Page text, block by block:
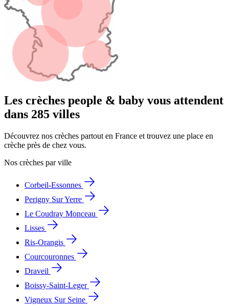
Les crèches people & baby vous attendent
dans 285 villes
Découvrez nos crèches partout en France et trouvez une place en
crèche près de chez vous.
Nos crèches par ville
Corbeil-Essonnes
Perigny Sur Yerre
Le Coudray Monceau
Lisses
Ris-Orangis
Courcouronnes
Draveil
Boissy-Saint-Leger
Vigneux Sur Seine